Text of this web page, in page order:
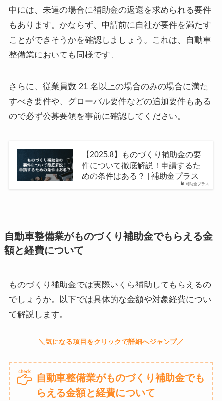
中には、未達の場合に補助金の返還を求められる要件
もあります。かならず、申請前に自社が要件を満たす
ことができそうかを確認しましょう。これは、自動車
整備業においても同様です。
さらに、従業員数 21 名以上の場合のみの場合に満た
すべき要件や、グローバル要件などの追加要件もある
ので必ず公募要領を事前に確認してください。
補助金プラス
【2025.8】ものづくり補助金の要
件について徹底解説！申請するた
めの条件はある？ | 補助金プラス
自動車整備業がものづくり補助金でもらえる金
額と経費について
ものづくり補助金では実際いくら補助してもらえるの
でしょうか。以下では具体的な金額や対象経費につい
て解説します。
自動車整備業がものづくり補助金でも
らえる金額と経費について